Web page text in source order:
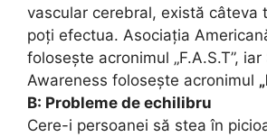
vascular cerebral, există câteva
poți efectua. Asociația
folosește acronimul „F.A.S.T”, iar
Awareness folosește acronimul
B: Probleme de echilibru
Cere-i persoanei să stea în